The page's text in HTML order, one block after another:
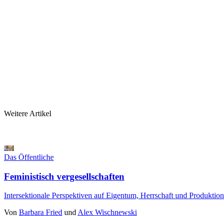
Weitere Artikel
Das Öffentliche
Feministisch vergesellschaften
Intersektionale Perspektiven auf Eigentum, Herrschaft und Produktion
Von Barbara Fried und Alex Wischnewski